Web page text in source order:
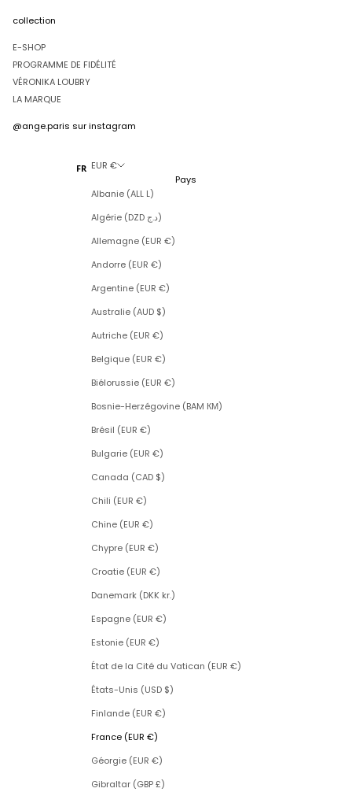
collection
E-SHOP
PROGRAMME DE FIDÉLITÉ
VÉRONIKA LOUBRY
LA MARQUE
@ange.paris sur instagram
FR EUR €
Pays
Albanie (ALL L)
Algérie (DZD د.ج)
Allemagne (EUR €)
Andorre (EUR €)
Argentine (EUR €)
Australie (AUD $)
Autriche (EUR €)
Belgique (EUR €)
Biélorussie (EUR €)
Bosnie-Herzégovine (BAM КМ)
Brésil (EUR €)
Bulgarie (EUR €)
Canada (CAD $)
Chili (EUR €)
Chine (EUR €)
Chypre (EUR €)
Croatie (EUR €)
Danemark (DKK kr.)
Espagne (EUR €)
Estonie (EUR €)
État de la Cité du Vatican (EUR €)
États-Unis (USD $)
Finlande (EUR €)
France (EUR €)
Géorgie (EUR €)
Gibraltar (GBP £)